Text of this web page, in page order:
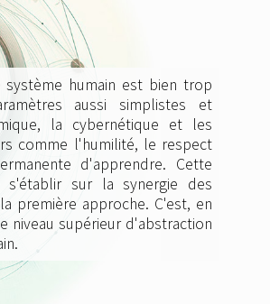
humain est bien trop
aussi simplistes et
la cybernétique et les
comme l'humilité, le respect
d'apprendre. Cette
sur la synergie des
première approche. C'est, en
niveau supérieur d'abstraction